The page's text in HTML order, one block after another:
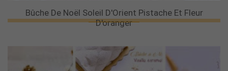
Bûche De Noël Soleil D'Orient Pistache Et Fleur
D'oranger